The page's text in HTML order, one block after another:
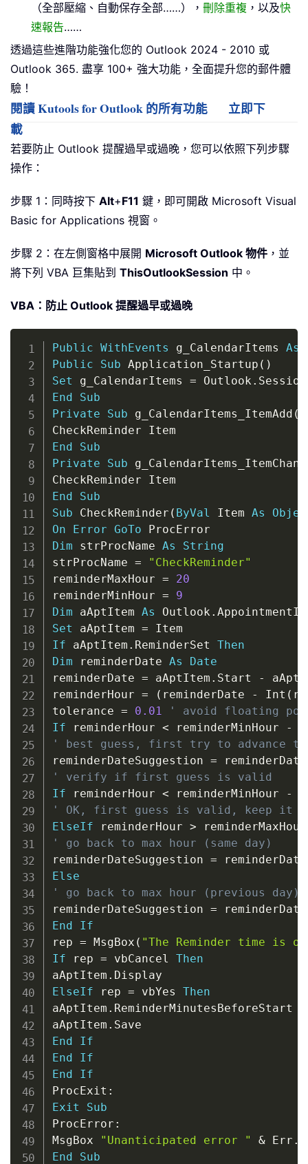
（全部壓縮、自動保存全部……）， 刪除重複 ，以及快
速報告……
透過這些進階功能強化您的 Outlook 2024 - 2010 或
Outlook 365. 盡享 100+ 強大功能，全面提升您的郵件體
驗！
閱讀 Kutools for Outlook 的所有功能
立即下
載
若要防止 Outlook 提醒過早或過晚，您可以依照下列步驟
操作：
步驟 1：同時按下 Alt+F11 鍵，即可開啟 Microsoft Visual
Basic for Applications 視窗。
步驟 2：在左側窗格中展開 Microsoft Outlook 物件 ，並
將下列 VBA 巨集貼到 ThisOutlookSession 中。
VBA：防止 Outlook 提醒過早或過晚
Public WithEvents g_CalendarItems As
Public
Sub Application_Startup ( )
Set g_CalendarItems = Outlook . Session
End
Sub
Private
Sub g_CalendarItems_ItemAdd (
End
Sub
Private
Sub
End
Sub
Sub CheckReminder ( ByVal Item As
On
Error GoTo
Dim strProcName As
String
strProcName =
"CheckReminder"
reminderMaxHour =
20
reminderMinHour =
9
Dim aAptItem As Outlook .
Set aAptItem =
If aAptItem . ReminderSet Then
Dim reminderDate As
Date
reminderDate = aAptItem . Start -
reminderHour = ( reminderDate - Int (
tolerance = 0.01
' avoid floating
If reminderHour < reminderMinHour -
' best guess, first try to advance to
reminderDateSuggestion =
' verify if first guess is valid
If reminderHour < reminderMinHour -
' OK, first guess is valid, keep it
ElseIf reminderHour >
' go back to max hour (same day)
reminderDateSuggestion =
Else
' go back to max hour (previous day)
reminderDateSuggestion =
End
If
rep = MsgBox ( "The Reminder time is
If rep = vbCancel Then
aAptItem .
ElseIf rep = vbYes Then
aAptItem . ReminderMinutesBeforeStart
aAptItem .
End
If
End
If
End
If
ProcExit :
Exit
Sub
ProcError :
MsgBox
"Unanticipated error " & Err .
End
Sub
Copy